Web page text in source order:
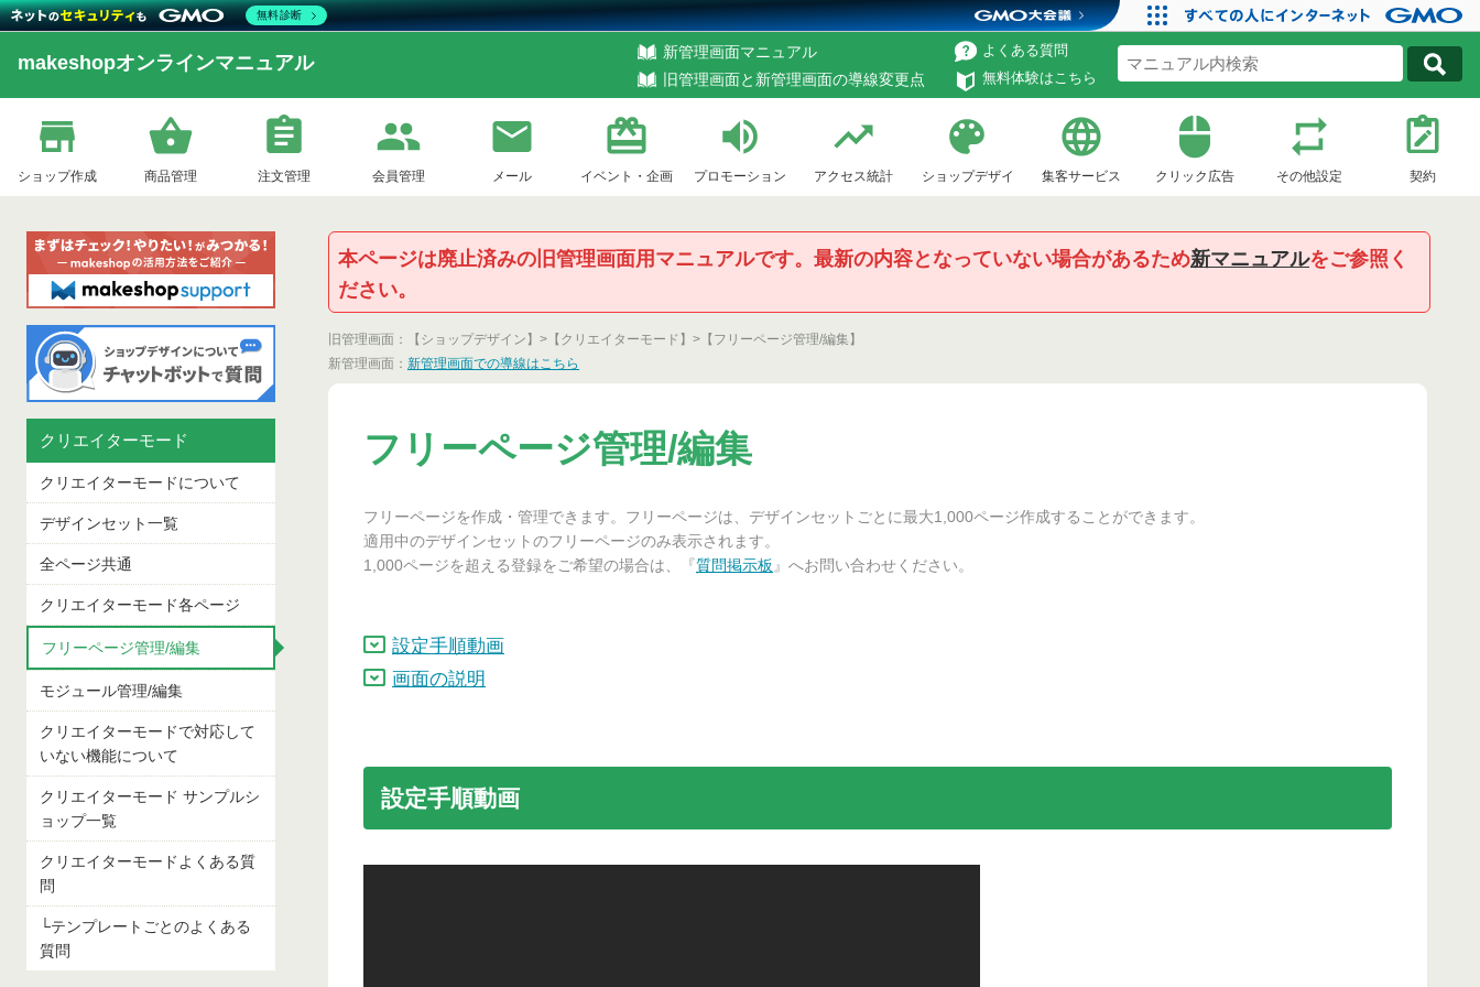
makeshopオンラインマニュアル
よくある質問
無料体験はこちら
新管理画面マニュアル
旧管理画面と新管理画面の導線変更点
ショップ作成 商品管理 注文管理 会員管理 メール イベント・企画 プロモーション アクセス統計 ショップデザイ 集客サービス クリック広告 その他設定 契約
クリエイターモード
クリエイターモードについて
デザインセット一覧
全ページ共通
クリエイターモード各ページ
フリーページ管理/編集
モジュール管理/編集
クリエイターモードで対応して
いない機能について
クリエイターモード サンプルシ
ョップ一覧
クリエイターモードよくある質
問
└テンプレートごとのよくある
質問
本ページは廃止済みの旧管理画面用マニュアルです。最新の内容となっていない場合があるため新マニュアルをご参照く
ださい。
旧管理画面：【ショップデザイン】> 【クリエイターモード】> 【フリーページ管理/編集】
新管理画面： 新管理画面での導線はこちら
フリーページ管理/編集
フリーページを作成・管理できます。フリーページは、デザインセットごとに最大1,000ページ作成することができます。
適用中のデザインセットのフリーページのみ表示されます。
1,000ページを超える登録をご希望の場合は、『質問掲示板 』へお問い合わせください。
設定手順動画
画面の説明
設定手順動画
無料診断